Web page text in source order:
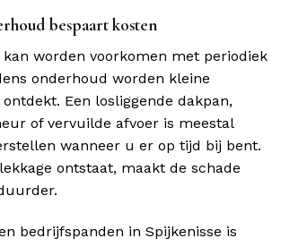
bespaart kosten
kan worden voorkomen met periodiek
onderhoud worden kleine
Een losliggende dakpan,
of vervuilde afvoer is meestal
wanneer u er op tijd bij bent.
ontstaat, maakt de schade
bedrijfspanden in Spijkenisse is